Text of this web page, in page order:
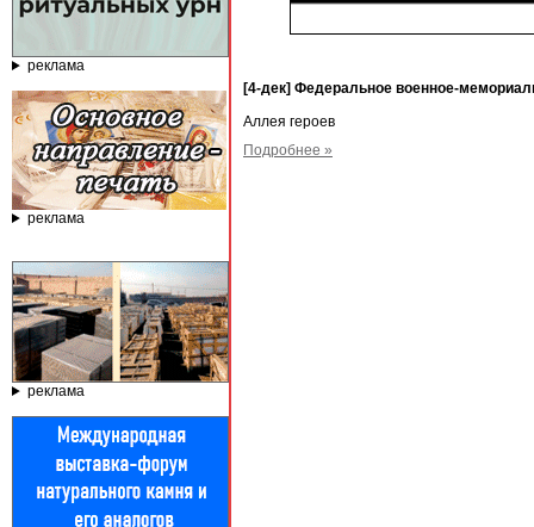
реклама
реклама
реклама
[4-дек] Федеральное военное-
Аллея героев
Подробнее »